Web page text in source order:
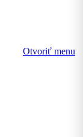
Otvoriť menu